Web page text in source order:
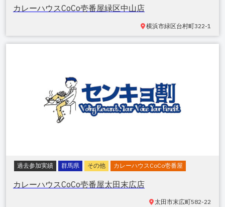
カレーハウスCoCo壱番屋緑区中山店
横浜市緑区台村町322-1
過去参加実績 群馬県 その他 カレーハウスCoCo壱番屋
カレーハウスCoCo壱番屋太田末広店
太田市末広町582-22